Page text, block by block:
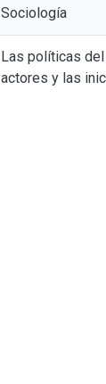
Sociología
Las políticas
actores y las